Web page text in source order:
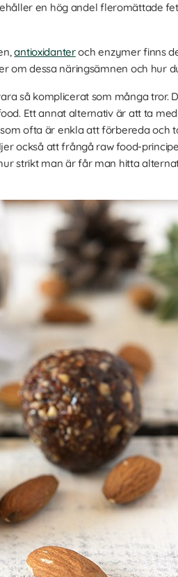
en hög andel fleromättade
antioxidanteroch enzymer finns
om dessa näringsämnen och hur
så komplicerat som många tror.
Ett annat alternativ är att ta
ofta är enkla att förbereda och
också att frångå raw food-
strikt man är får man hitta